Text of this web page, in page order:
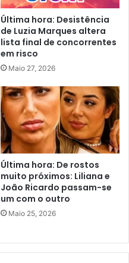
Última hora: Desistência
de Luzia Marques altera
lista final de concorrentes
em risco
Maio 27, 2026
Última hora: De rostos
muito próximos: Liliana e
João Ricardo passam-se
um com o outro
Maio 25, 2026